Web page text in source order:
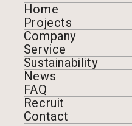
Home
Projects
Company
Service
Sustainability
News
FAQ
Recruit
Contact